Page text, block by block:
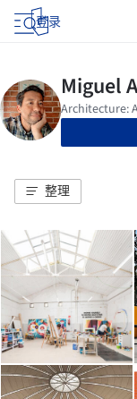
登录
整理